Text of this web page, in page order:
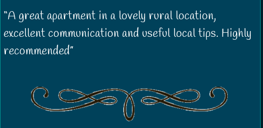
A great apartment in a lovely rural location,
excellent communication and useful local tips. Highly
recommended